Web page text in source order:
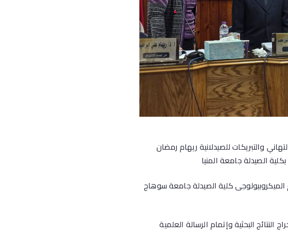
والتبريكات للصيدلانية ريهام رمضان
الصيدلة جامعة المنيا
الميكروبيولوجى كلية الصيدلة جامعة سوهاج
البحثية وإتمام الرسالة العلمية